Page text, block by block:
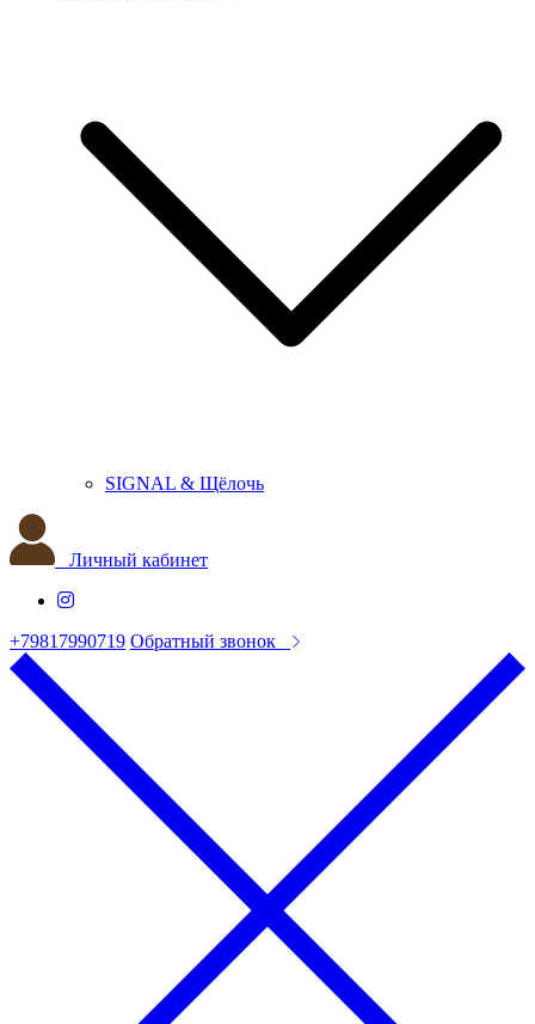
SIGNAL & Щёлочь
Личный кабинет
+79817990719 Обратный звонок